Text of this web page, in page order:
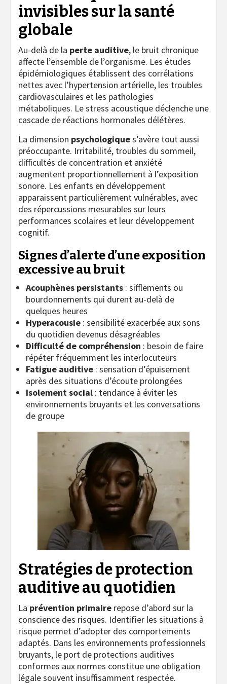
invisibles sur la santé
globale
Au-delà de la perte auditive, le bruit chronique
affecte l’ensemble de l’organisme. Les études
épidémiologiques établissent des corrélations
nettes avec l’hypertension artérielle, les troubles
cardiovasculaires et les pathologies
métaboliques. Le stress acoustique déclenche une
cascade de réactions hormonales délétères.
La dimension psychologiques’avère tout aussi
préoccupante. Irritabilité, troubles du sommeil,
difficultés de concentration et anxiété
augmentent proportionnellement à l’exposition
sonore. Les enfants en développement
apparaissent particulièrement vulnérables, avec
des répercussions mesurables sur leurs
performances scolaires et leur développement
cognitif.
Signes d’alerte d’une exposition
excessive au bruit
Acouphènes persistants : sifflements ou
bourdonnements qui durent au-delà de
quelques heures
Hyperacousie : sensibilité exacerbée aux sons
du quotidien devenus désagréables
Difficulté de compréhension : besoin de faire
répéter fréquemment les interlocuteurs
Fatigue auditive : sensation d’épuisement
après des situations d’écoute prolongées
Isolement social : tendance à éviter les
environnements bruyants et les conversations
de groupe
Stratégies de protection
auditive au quotidien
La prévention primaire repose d’abord sur la
conscience des risques. Identifier les situations à
risque permet d’adopter des comportements
adaptés. Dans les environnements professionnels
bruyants, le port de protections auditives
conformes aux normes constitue une obligation
légale souvent insuffisamment respectée.